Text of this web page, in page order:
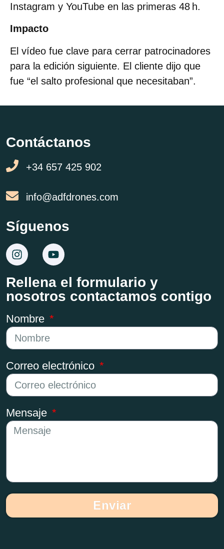
Instagram y YouTube en las primeras 48 h.
Impacto
El vídeo fue clave para cerrar patrocinadores
para la edición siguiente. El cliente dijo que
fue “el salto profesional que necesitaban”.
Contáctanos
+34 657 425 902
info@adfdrones.com
Síguenos
Rellena el formulario y
nosotros contactamos contigo
Nombre
Correo electrónico
Mensaje
Enviar